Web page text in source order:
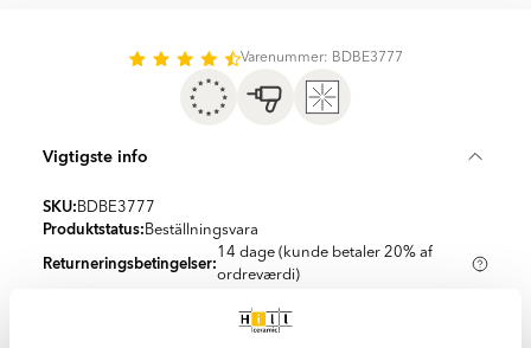
Varenummer: BDBE3777
Vigtigste info
SKU: BDBE3777
Produktstatus: Beställningsvara
Returneringsbetingelser:14 dage (kunde betaler 20% af
ordreværdi)